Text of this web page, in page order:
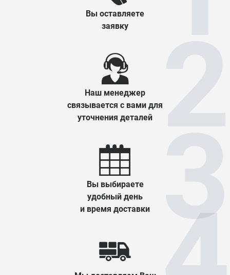
Вы оставляете
заявку
Наш менеджер
связывается с вами для
уточнения деталей
Вы выбираете
удобный день
и время доставки